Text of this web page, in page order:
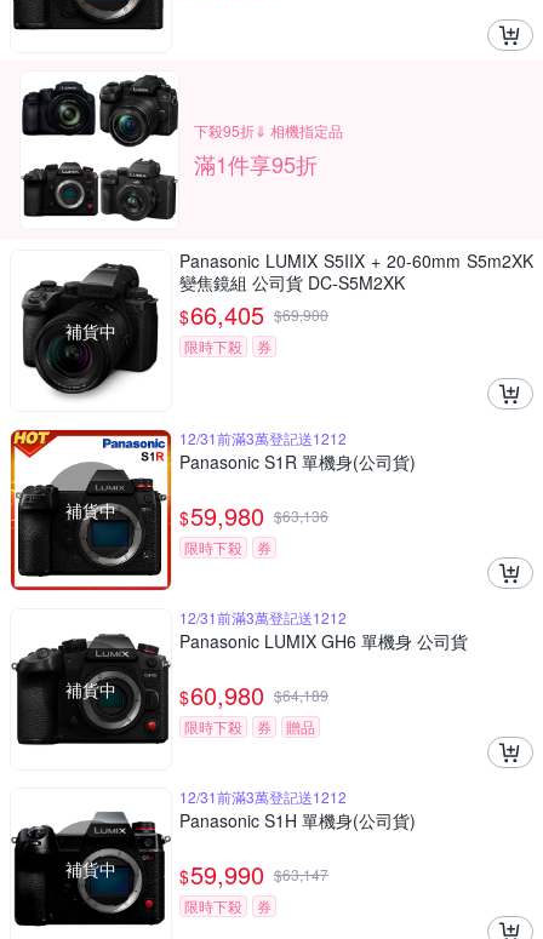
下殺95折⇓ 相機指定品
滿1件享95折
補貨中
Panasonic LUMIX S5IIX + 20-60mm S5m2XK
變焦鏡組 公司貨 DC-S5M2XK
$66,405 $69,900
限時下殺
券
補貨中
12/31前滿3萬登記送1212
Panasonic S1R 單機身(公司貨)
$59,980 $63,136
限時下殺
券
補貨中
12/31前滿3萬登記送1212
Panasonic LUMIX GH6 單機身 公司貨
$60,980 $64,189
限時下殺
券 贈品
補貨中
12/31前滿3萬登記送1212
Panasonic S1H 單機身(公司貨)
$59,990 $63,147
限時下殺
券